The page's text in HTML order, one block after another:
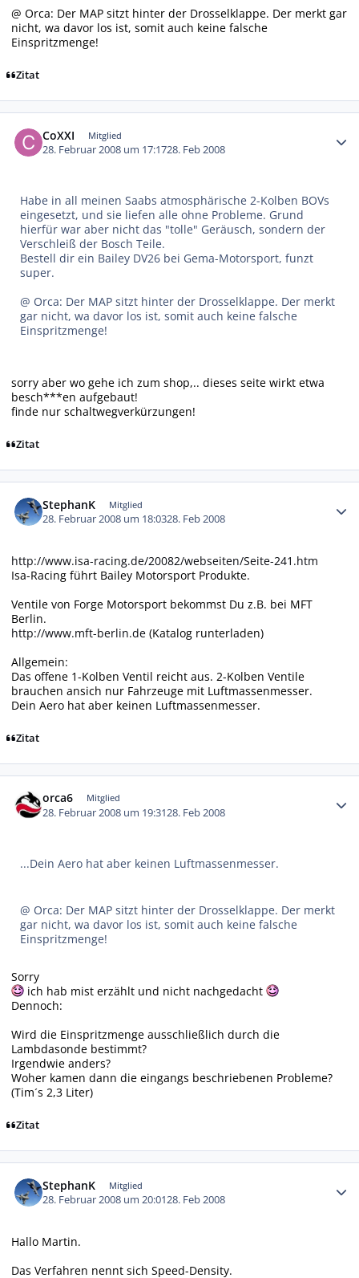
@ Orca: Der MAP sitzt hinter der Drosselklappe. Der merkt gar
nicht, wa davor los ist, somit auch keine falsche
Einspritzmenge!
Zitat
CoXXI Mitglied
28. Februar 2008 um 17:1728. Feb 2008
Habe in all meinen Saabs atmosphärische 2-Kolben BOVs
eingesetzt, und sie liefen alle ohne Probleme. Grund
hierfür war aber nicht das "tolle" Geräusch, sondern der
Verschleiß der Bosch Teile.
Bestell dir ein Bailey DV26 bei Gema-Motorsport, funzt
super.
@ Orca: Der MAP sitzt hinter der Drosselklappe. Der merkt
gar nicht, wa davor los ist, somit auch keine falsche
Einspritzmenge!
sorry aber wo gehe ich zum shop,.. dieses seite wirkt etwa
besch***en aufgebaut!
finde nur schaltwegverkürzungen!
Zitat
StephanK Mitglied
28. Februar 2008 um 18:0328. Feb 2008
http://www.isa-racing.de/20082/webseiten/Seite-241.htm
Isa-Racing führt Bailey Motorsport Produkte.
Ventile von Forge Motorsport bekommst Du z.B. bei MFT
Berlin.
http://www.mft-berlin.de (Katalog runterladen)
Allgemein:
Das offene 1-Kolben Ventil reicht aus. 2-Kolben Ventile
brauchen ansich nur Fahrzeuge mit Luftmassenmesser.
Dein Aero hat aber keinen Luftmassenmesser.
Zitat
orca6 Mitglied
28. Februar 2008 um 19:3128. Feb 2008
...Dein Aero hat aber keinen Luftmassenmesser.
@ Orca: Der MAP sitzt hinter der Drosselklappe. Der merkt
gar nicht, wa davor los ist, somit auch keine falsche
Einspritzmenge!
Sorry
ich hab mist erzählt und nicht nachgedacht
Dennoch:
Wird die Einspritzmenge ausschließlich durch die
Lambdasonde bestimmt?
Irgendwie anders?
Woher kamen dann die eingangs beschriebenen Probleme?
(Tim´s 2,3 Liter)
Zitat
StephanK Mitglied
28. Februar 2008 um 20:0128. Feb 2008
Hallo Martin.
Das Verfahren nennt sich Speed-Density.